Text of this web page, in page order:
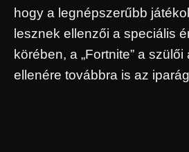
hogy a legnépszerűbb
lesznek ellenzői a speciális
körében, a „Fortnite” a
ellenére továbbra is az